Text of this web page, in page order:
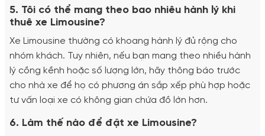
5. Tôi có thể mang theo bao nhiêu hành lý khi
thuê xe Limousine?
Xe Limousine thường có khoang hành lý đủ rộng cho
nhóm khách. Tuy nhiên, nếu bạn mang theo nhiều hành
lý cồng kềnh hoặc số lượng lớn, hãy thông báo trước
cho nhà xe để họ có phương án sắp xếp phù hợp hoặc
tư vấn loại xe có không gian chứa đồ lớn hơn.
6. Làm thế nào để đặt xe Limousine?